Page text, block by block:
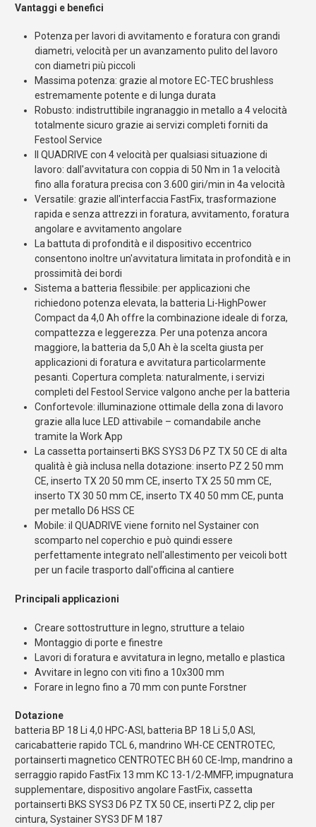
Vantaggi e benefici
Potenza per lavori di avvitamento e foratura con grandi
diametri, velocità per un avanzamento pulito del lavoro
con diametri più piccoli
Massima potenza: grazie al motore EC-TEC brushless
estremamente potente e di lunga durata
Robusto: indistruttibile ingranaggio in metallo a 4 velocità
totalmente sicuro grazie ai servizi completi forniti da
Festool Service
Il QUADRIVE con 4 velocità per qualsiasi situazione di
lavoro: dall'avvitatura con coppia di 50 Nm in 1a velocità
fino alla foratura precisa con 3.600 giri/min in 4a velocità
Versatile: grazie all'interfaccia FastFix, trasformazione
rapida e senza attrezzi in foratura, avvitamento, foratura
angolare e avvitamento angolare
La battuta di profondità e il dispositivo eccentrico
consentono inoltre un'avvitatura limitata in profondità e in
prossimità dei bordi
Sistema a batteria flessibile: per applicazioni che
richiedono potenza elevata, la batteria Li-HighPower
Compact da 4,0 Ah offre la combinazione ideale di forza,
compattezza e leggerezza. Per una potenza ancora
maggiore, la batteria da 5,0 Ah è la scelta giusta per
applicazioni di foratura e avvitatura particolarmente
pesanti. Copertura completa: naturalmente, i servizi
completi del Festool Service valgono anche per la batteria
Confortevole: illuminazione ottimale della zona di lavoro
grazie alla luce LED attivabile – comandabile anche
tramite la Work App
La cassetta portainserti BKS SYS3 D6 PZ TX 50 CE di alta
qualità è già inclusa nella dotazione: inserto PZ 2 50 mm
CE, inserto TX 20 50 mm CE, inserto TX 25 50 mm CE,
inserto TX 30 50 mm CE, inserto TX 40 50 mm CE, punta
per metallo D6 HSS CE
Mobile: il QUADRIVE viene fornito nel Systainer con
scomparto nel coperchio e può quindi essere
perfettamente integrato nell'allestimento per veicoli bott
per un facile trasporto dall'officina al cantiere
Principali applicazioni
Creare sottostrutture in legno, strutture a telaio
Montaggio di porte e finestre
Lavori di foratura e avvitatura in legno, metallo e plastica
Avvitare in legno con viti fino a 10x300 mm
Forare in legno fino a 70 mm con punte Forstner
Dotazione
batteria BP 18 Li 4,0 HPC-ASI, batteria BP 18 Li 5,0 ASI,
caricabatterie rapido TCL 6, mandrino WH-CE CENTROTEC,
portainserti magnetico CENTROTEC BH 60 CE-Imp, mandrino a
serraggio rapido FastFix 13 mm KC 13-1/2-MMFP, impugnatura
supplementare, dispositivo angolare FastFix, cassetta
portainserti BKS SYS3 D6 PZ TX 50 CE, inserti PZ 2, clip per
cintura, Systainer SYS3 DF M 187